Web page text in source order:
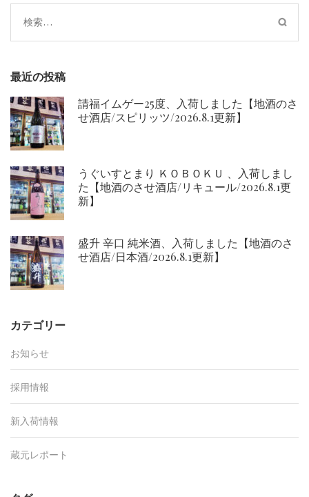
ョ
ン
検
索:
最近の投稿
請福イムゲー25度、入荷しました【地酒のさ
せ酒店/スピリッツ/2026.8.1更新】
うぐいすとまり ＫＯＢＯＫＵ 、入荷しまし
た【地酒のさせ酒店/リキュール/2026.8.1更
新】
盛升 辛口 純米酒、入荷しました【地酒のさ
せ酒店/日本酒/2026.8.1更新】
カテゴリー
お知らせ
採用情報
新入荷情報
蔵元レポート